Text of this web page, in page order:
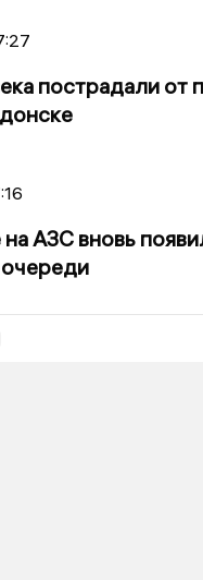
пострадали от
АЗС вновь